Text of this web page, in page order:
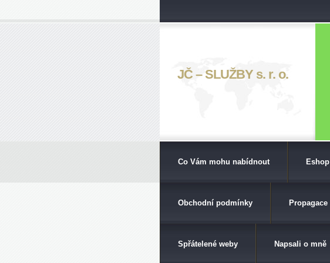
JČ – SLUŽBY s. r. o.
Co Vám mohu nabídnout Eshop
Obchodní podmínky Propagace
Spřátelené weby Napsali o mně